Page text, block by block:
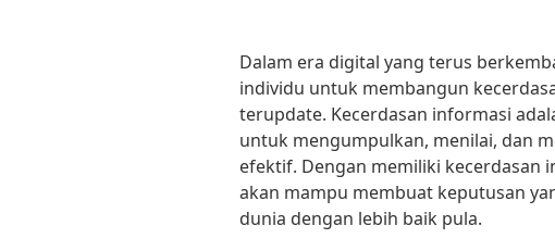
Dalam era digital yang terus
individu untuk membangun
terupdate. Kecerdasan informasi
untuk mengumpulkan, menilai, dan
efektif. Dengan memiliki kecerdasan
akan mampu membuat keputusan
dunia dengan lebih baik pula.